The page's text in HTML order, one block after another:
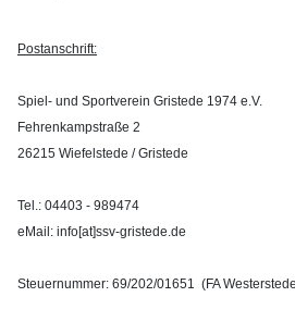
Postanschrift:
Spiel- und Sportverein Gristede 1974 e.V.
Fehrenkampstraße 2
26215 Wiefelstede / Gristede
Tel.: 04403 - 989474
eMail: info[at]ssv-gristede.de
Steuernummer: 69/202/01651 (FA